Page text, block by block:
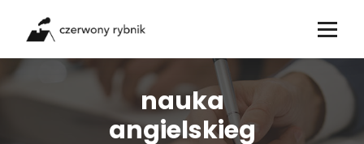
content
nauka
angielskieg